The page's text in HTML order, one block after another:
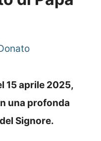
15 aprile 2025,
una profonda
Signore.